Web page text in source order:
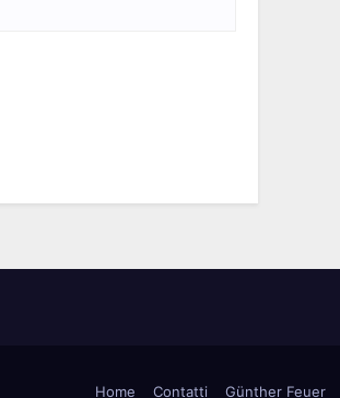
Home Contatti Günther Feuer